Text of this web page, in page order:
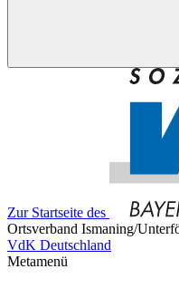
Zur Startseite des
Ortsverband Ismaning/
VdK Deutschland
Metamenü